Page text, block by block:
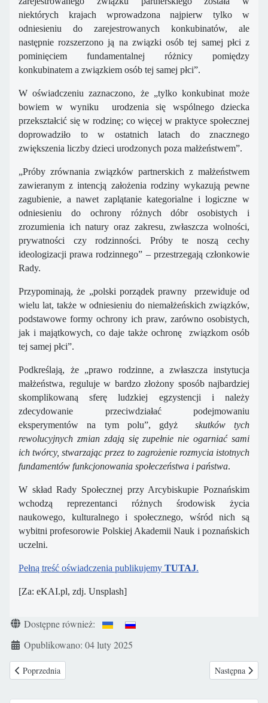
niektórych krajach wprowadzona najpierw tylko w
odniesieniu do zarejestrowanych konkubinatów, ale
następnie rozszerzono ją na związki osób tej samej płci z
pominięciem fundamentalnej różnicy pomiędzy
konkubinatem a związkiem osób tej samej płci”.
W oświadczeniu zaznaczono, że „tylko konkubinat może
bowiem w wyniku urodzenia się wspólnego dziecka
przekształcić się w rodzinę; co więcej w praktyce społecznej
doprowadziło to w ostatnich latach do znacznego
zwiększenia liczby dzieci urodzonych poza małżeństwem”.
„Próby zrównania związków partnerskich z małżeństwem
zawieranym z intencją założenia rodziny wykazują pewne
zagubienie, a nawet zaplątanie kategorialne i logiczne w
odniesieniu do ochrony różnych dóbr osobistych i
zrozumienia ich natury oraz zakresu, zwłaszcza wolności,
prywatności czy rodzinności. Próby te noszą cechy
ideologizacji prawa rodzinnego” – przestrzegają członkowie
Rady.
Przypominają, że „polski porządek prawny przewiduje od
wielu lat, także w odniesieniu do niemałżeńskich związków,
podstawowe formy ochrony ich praw, zarówno osobistych,
jak i majątkowych, co daje także ochronę związkom osób
tej samej płci”.
Podkreślają, że „prawo rodzinne, a zwłaszcza instytucja
małżeństwa, reguluje w bardzo złożony sposób najbardziej
skomplikowaną sferę ludzkiej egzystencji i należy
zdecydowanie przeciwdziałać podejmowaniu
eksperymentów na tym polu”, gdyż
skutków tych
rewolucyjnych zmian zdają się zupełnie nie ogarniać sami
ich twórcy, stwarzając przez to zagrożenie rozmycia istotnych
fundamentów funkcjonowania społeczeństwa i państwa.
W skład Rady Społecznej przy Arcybiskupie Poznańskim
wchodzą reprezentanci różnych środowisk życia
naukowego, kulturalnego i społecznego, wśród nich są
wybitni profesorowie Polskiej Akademii Nauk i poznańskich
uczelni.
Pełną treść oświadczenia publikujemy TUTAJ.
[Za: eKAI.pl, zdj. Unsplash]
Szczegóły
Dostępne również:
Opublikowano: 04 luty 2025
Poprzednia strona: A. Pawlik-Regulska: WDŻ pełni ważną funkcję
Poprzednia Następna
Następna